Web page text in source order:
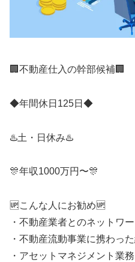
🏢不動産仕入の幹部候補🏢
◆年間休日125日◆
♨️土・日休み♨️
🎊年収1000万円〜🎊
🆙こんな人にお勧め🆙
・不動産業者とのネットワ
・不動産流動事業に携わっ
・アセットマネジメント業